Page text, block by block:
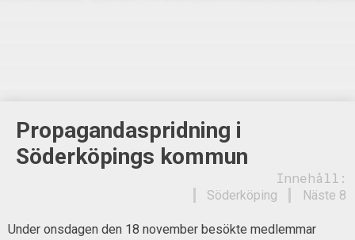
Propagandaspridning i
Söderköpings kommun
Innehåll:
Näste 8
Söderköping
Under onsdagen den 18 november besökte medlemmar